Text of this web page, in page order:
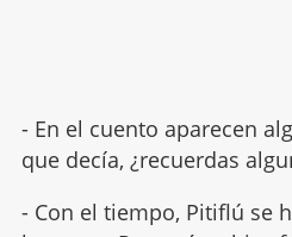
- En el cuento aparecen
que decía, ¿recuerdas
- Con el tiempo, Pitiflú se